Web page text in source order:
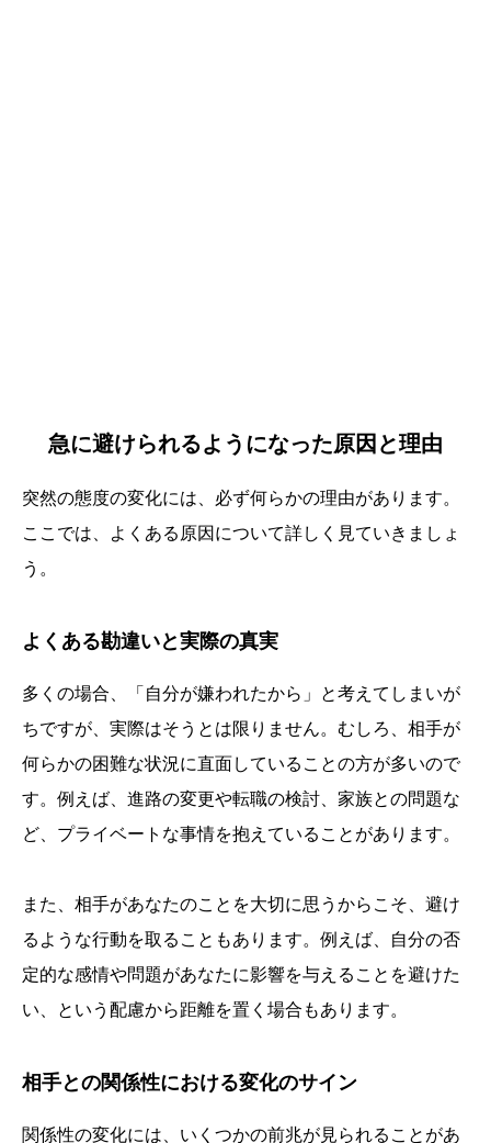
急に避けられるようになった原因と理由
突然の態度の変化には、必ず何らかの理由があります。
ここでは、よくある原因について詳しく見ていきましょ
う。
よくある勘違いと実際の真実
多くの場合、「自分が嫌われたから」と考えてしまいが
ちですが、実際はそうとは限りません。むしろ、相手が
何らかの困難な状況に直面していることの方が多いので
す。例えば、進路の変更や転職の検討、家族との問題な
ど、プライベートな事情を抱えていることがあります。
また、相手があなたのことを大切に思うからこそ、避け
るような行動を取ることもあります。例えば、自分の否
定的な感情や問題があなたに影響を与えることを避けた
い、という配慮から距離を置く場合もあります。
相手との関係性における変化のサイン
関係性の変化には、いくつかの前兆が見られることがあ